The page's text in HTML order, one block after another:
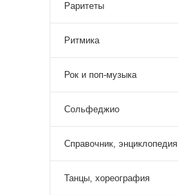
Раритеты
Ритмика
Рок и поп-музыка
Сольфеджио
Справочник, энциклопедия
Танцы, хореография